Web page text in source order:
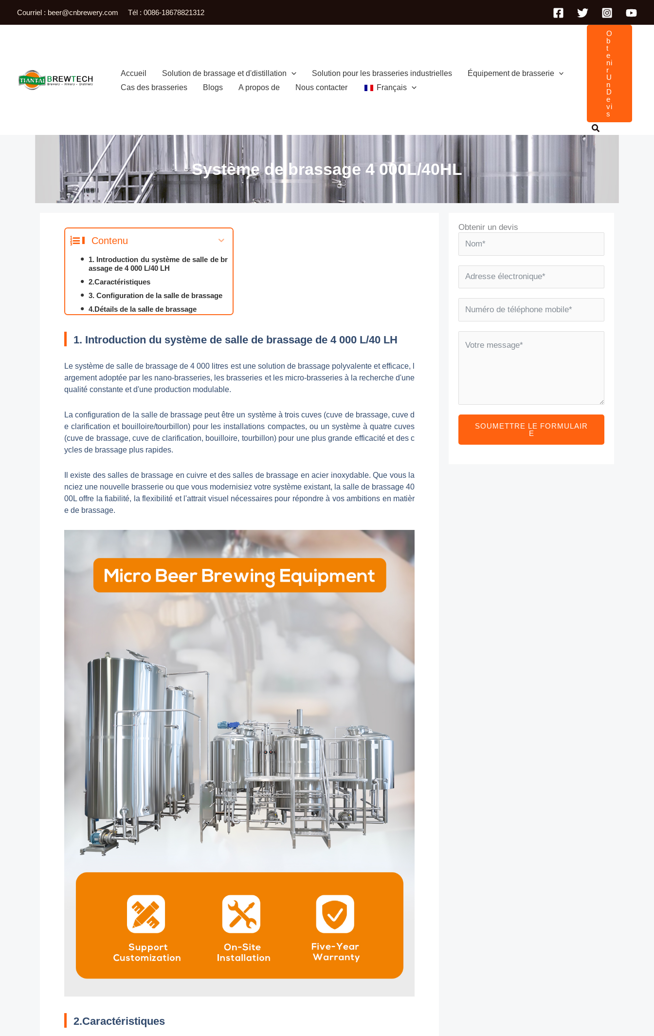
to
Courriel : beer@cnbrewery.com Tél : 0086-18678821312
Accueil Solution de brassage et d'distillation Solution pour les brasseries industrielles
Équipement de brasserie
Cas des brasseries
Blogs A propos de Nous contacter Français
O
B
T
E
Ni
R
U
N
D
E
Vi
S
Système de brassage 4 000L/40HL
Contenu
1. Introduction du système de salle de br
assage de 4 000 L/40 LH
2.Caractéristiques
3. Configuration de la salle de brassage
4.Détails de la salle de brassage
6.Cases
1. Introduction du système de salle de brassage de 4 000 L/40 LH
Le système de salle de brassage de 4 000 litres est une solution de brassage polyvalente et efficace, l
argement adoptée par les nano-brasseries, les brasseries et les micro-brasseries à la recherche d'une
qualité constante et d'une production modulable.
La configuration de la salle de brassage peut être un système à trois cuves (cuve de brassage, cuve d
e clarification et bouilloire/tourbillon) pour les installations compactes, ou un système à quatre cuves
(cuve de brassage, cuve de clarification, bouilloire, tourbillon) pour une plus grande efficacité et des c
ycles de brassage plus rapides.
Il existe des salles de brassage en cuivre et des salles de brassage en acier inoxydable. Que vous la
nciez une nouvelle brasserie ou que vous modernisiez votre système existant, la salle de brassage 40
00L offre la fiabilité, la flexibilité et l'attrait visuel nécessaires pour répondre à vos ambitions en matièr
e de brassage.
2.Caractéristiques
Obtenir un devis
SOUMETTRE LE FORMULAIR
E